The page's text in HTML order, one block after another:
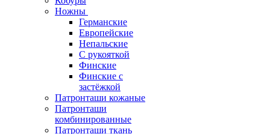
Ножны
Германские
Европейские
Непальские
С рукояткой
Финские
Финские с
застёжкой
Патронташи кожаные
Патронташи
комбинированные
Патронташи ткань